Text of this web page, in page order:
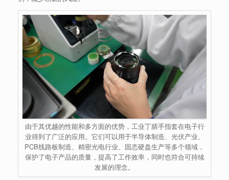
由于其优越的性能和多方面的优势，工业丁腈手指套在电子行
业得到了广泛的应用。它们可以用于半导体制造、光伏产业、
PCB线路板制造、精密光电行业、固态硬盘生产等多个领域，
保护了电子产品的质量，提高了工作效率，同时也符合可持续
发展的理念。